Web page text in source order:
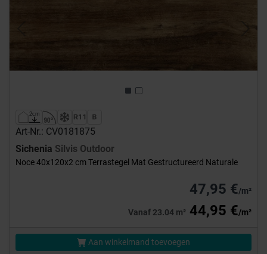
Art-Nr.: CV0181875
Sichenia Silvis Outdoor
Noce 40x120x2 cm Terrastegel Mat Gestructureerd Naturale
47,95 €/m²
Vanaf 23.04 m² 44,95 €/m²
Aan winkelmand toevoegen